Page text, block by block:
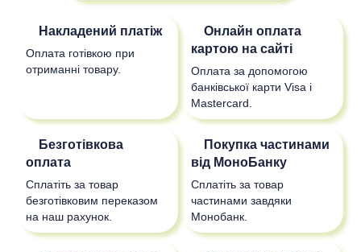
Накладений платіж
Оплата готівкою при
отриманні товару.
Онлайн оплата
картою на сайті
Оплата за допомогою
банківської карти Visa і
Mastercard.
Безготівкова
оплата
Сплатіть за товар
безготівковим переказом
на наш рахунок.
Покупка частинами
від МоноБанку
Сплатіть за товар
частинами завдяки
Монобанк.